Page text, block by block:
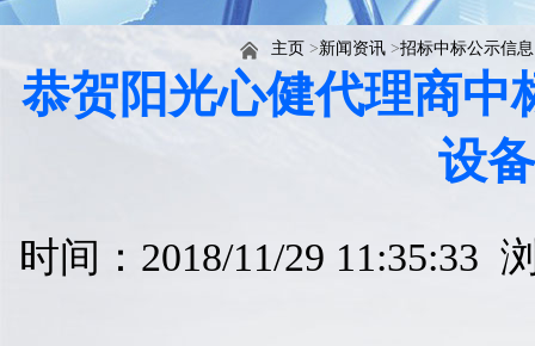
主页 >新闻资讯 >招标中标公示信息
恭贺阳光心健代理商
设
时间：2018/11/29 11:35:33